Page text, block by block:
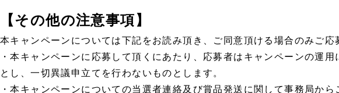
【その他の注意事項】
本キャンペーンについては下記をお読み頂き、ご同意頂ける場合のみご応
・本キャンペーンに応募して頂くにあたり、応募者はキャンペーンの運
とし、一切異議申立てを行わないものとします。
・本キャンペーンについての当選者連絡及び賞品発送に関して事務局か